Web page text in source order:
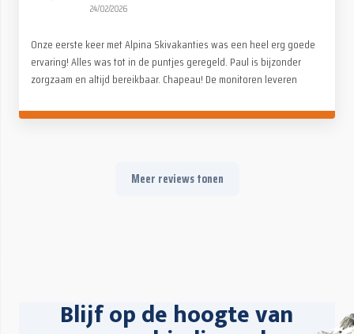
24/02/2026
Onze eerste keer met Alpina Skivakanties was een heel erg goede
ervaring! Alles was tot in de puntjes geregeld. Paul is bijzonder
zorgzaam en altijd bereikbaar. Chapeau! De monitoren leveren
naast de piste (avondactiviteiten). Geen kopzorgen, alleen maar
Meer reviews tonen
Blijf op de hoogte van